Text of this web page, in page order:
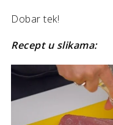
Dobar tek!
Recept u slikama: